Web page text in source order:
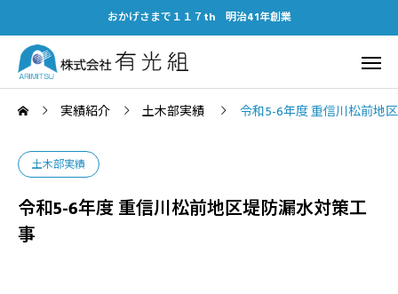
おかげさまで１１７th 明治41年創業
実績紹介 土木部実績 令和5-6年度 重信川松前地
土木部実績
令和5-6年度 重信川松前地区堤防漏水対策工
事